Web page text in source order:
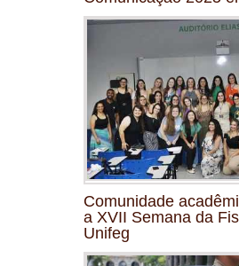
Comunidade
a XVII Semana da
Unifeg